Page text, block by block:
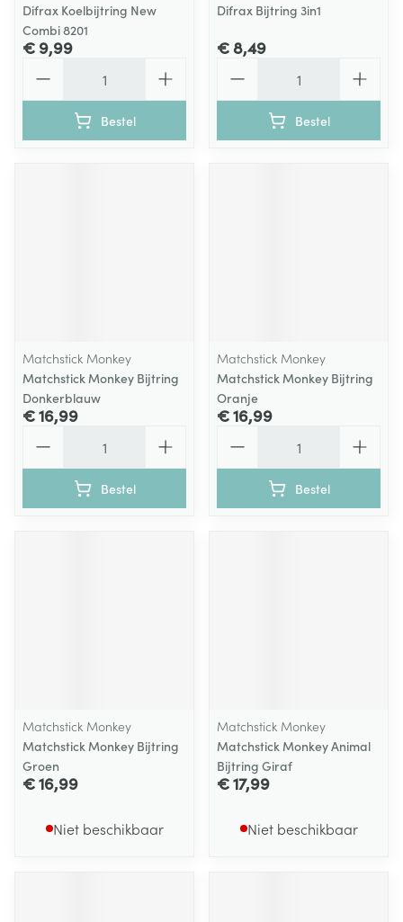
Difrax Koelbijtring New
Combi 8201
€ 9,99
Bestel
Difrax Bijtring 3in1
€ 8,49
Bestel
Matchstick Monkey
Matchstick Monkey Bijtring
Donkerblauw
€ 16,99
Bestel
Matchstick Monkey
Matchstick Monkey Bijtring
Oranje
€ 16,99
Bestel
Matchstick Monkey
Matchstick Monkey Bijtring
Groen
€ 16,99
Niet beschikbaar
Matchstick Monkey
Matchstick Monkey Animal
Bijtring Giraf
€ 17,99
Niet beschikbaar